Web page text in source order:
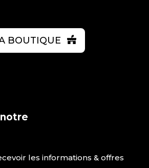
BOUTIQUE
les informations & offres